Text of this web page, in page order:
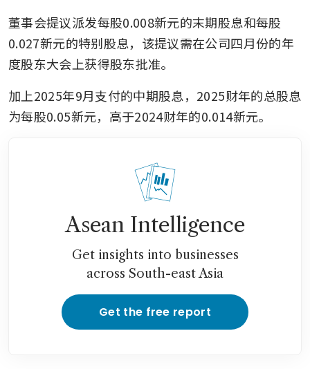
董事会提议派发每股0.008新元的末期股息和每股
0.027新元的特别股息，该提议需在公司四月份的年
度股东大会上获得股东批准。
加上2025年9月支付的中期股息，2025财年的总股息
为每股0.05新元，高于2024财年的0.014新元。
Asean Intelligence
Get insights into businesses
across South-east Asia
Get the free report